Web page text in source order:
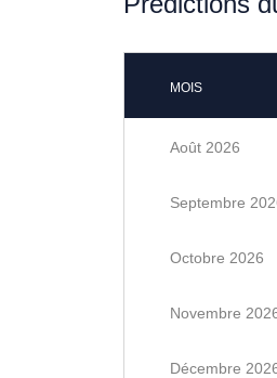
MOIS
Août 2026
Septembre
Octobre 2026
Novembre
Décembre